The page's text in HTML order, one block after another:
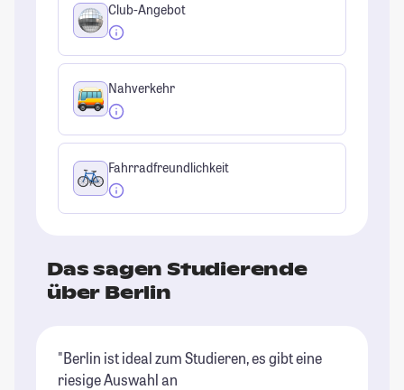
Club-Angebot
Nahverkehr
Fahrradfreundlichkeit
Das sagen Studierende
über Berlin
"Berlin ist ideal zum Studieren, es gibt eine
riesige Auswahl an